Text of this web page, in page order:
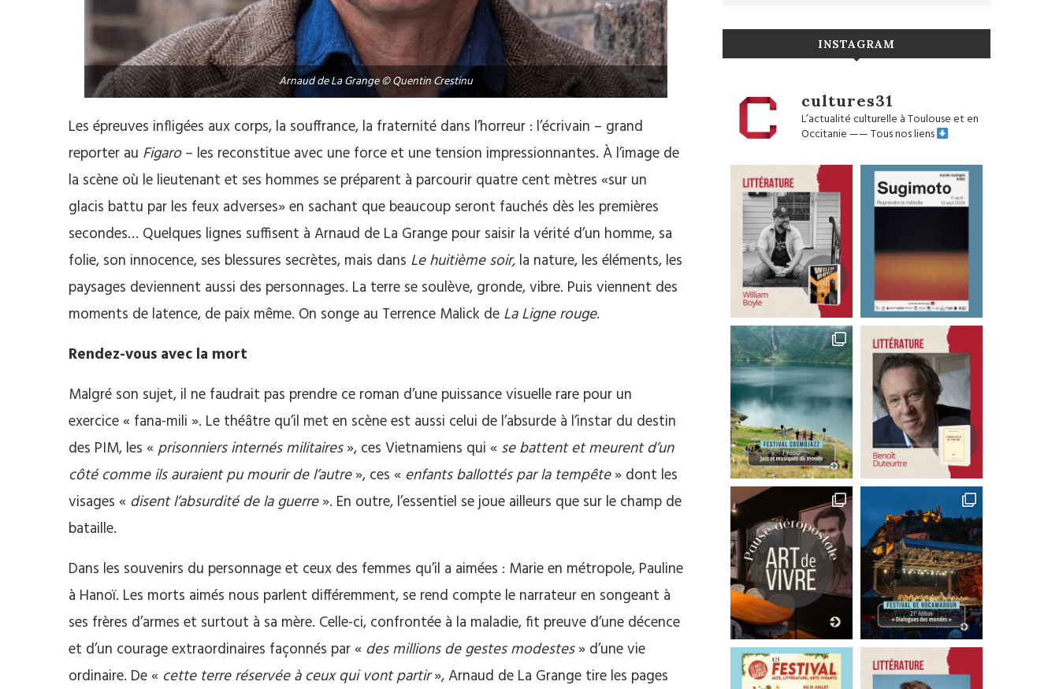
Arnaud de La Grange © Quentin Crestinu
Les épreuves infligées aux corps, la souffrance, la fraternité dans l’horreur : l’écrivain – grand
reporter au Figaro– les reconstitue avec une force et une tension impressionnantes. À l’image de
la scène où le lieutenant et ses hommes se préparent à parcourir quatre cent mètres «sur un
glacis battu par les feux adverses» en sachant que beaucoup seront fauchés dès les premières
secondes… Quelques lignes suffisent à Arnaud de La Grange pour saisir la vérité d’un homme, sa
folie, son innocence, ses blessures secrètes, mais dans Le huitième soir, la nature, les éléments, les
paysages deviennent aussi des personnages. La terre se soulève, gronde, vibre. Puis viennent des
moments de latence, de paix même. On songe au Terrence Malick de La Ligne rouge.
Rendez-vous avec la mort
Malgré son sujet, il ne faudrait pas prendre ce roman d’une puissance visuelle rare pour un
exercice « fana-mili ». Le théâtre qu’il met en scène est aussi celui de l’absurde à l’instar du destin
des PIM, les «prisonniers internés militaires», ces Vietnamiens qui « se battent et meurent d’un
côté comme ils auraient pu mourir de l’autre», ces « enfants ballottés par la tempête» dont les
visages « disent l’absurdité de la guerre». En outre, l’essentiel se joue ailleurs que sur le champ de
bataille.
Dans les souvenirs du personnage et ceux des femmes qu’il a aimées : Marie en métropole, Pauline
à Hanoï. Les morts aimés nous parlent différemment, se rend compte le narrateur en songeant à
ses frères d’armes et surtout à sa mère. Celle-ci, confrontée à la maladie, fit preuve d’une décence
et d’un courage extraordinaires façonnés par « des millions de gestes modestes» d’une vie
ordinaire. De « cette terre réservée à ceux qui vont partir», Arnaud de La Grange tire les pages
INSTAGRAM
cultures31
L’actualité culturelle à Toulouse et en
Occitanie——Tous nos liens